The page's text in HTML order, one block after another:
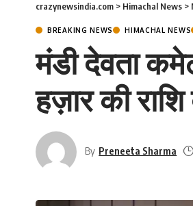
crazynewsindia.com > Himachal News >
BREAKING NEWS HIMACHAL NEWS
मंडी देवता
हज़ार की राशि
By Preneeta Sharma